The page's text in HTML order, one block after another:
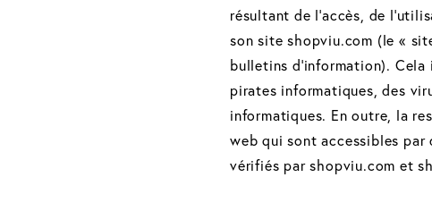
résultant de l'accès, de
son site shopviu.com (le «
bulletins d'information). Cela
pirates informatiques, des
informatiques. En outre, la
web qui sont accessibles
vérifiés par shopviu.com et